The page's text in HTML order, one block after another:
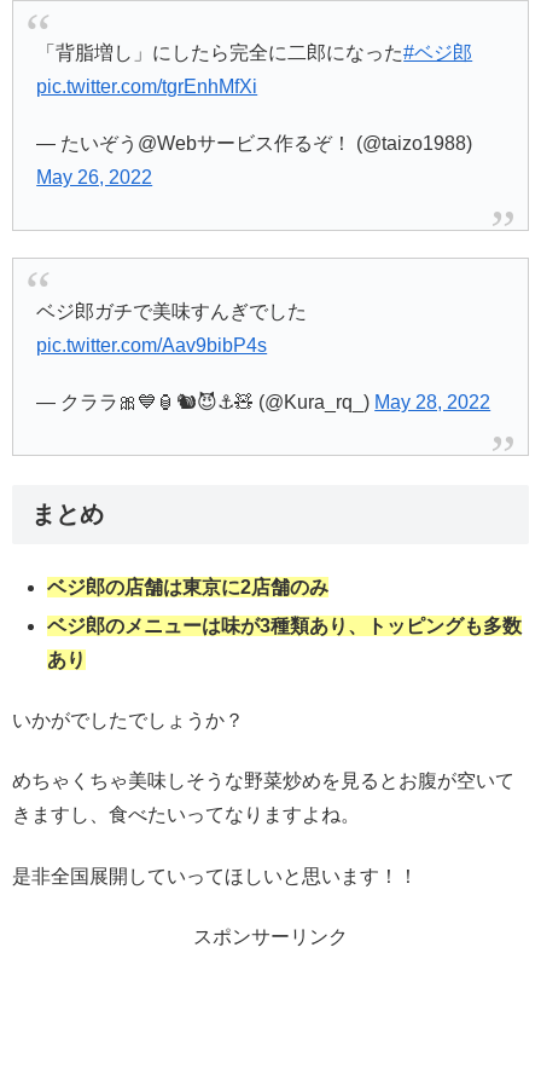
「背脂増し」にしたら完全に二郎になった#ベジ郎
pic.twitter.com/tgrEnhMfXi
— たいぞう@Webサービス作るぞ！ (@taizo1988)
May 26, 2022
ベジ郎ガチで美味すんぎでした
pic.twitter.com/Aav9bibP4s
— クララ🎀💙🏮🐿😈⚓🧸 (@Kura_rq_) May 28, 2022
まとめ
ベジ郎の店舗は東京に2店舗のみ
ベジ郎のメニューは味が3種類あり、トッピングも多数
あり
いかがでしたでしょうか？
めちゃくちゃ美味しそうな野菜炒めを見るとお腹が空いて
きますし、食べたいってなりますよね。
是非全国展開していってほしいと思います！！
スポンサーリンク